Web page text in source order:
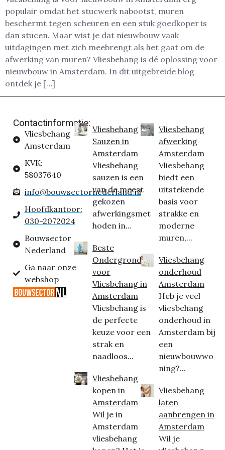
populair omdat het stucwerk nabootst, muren
beschermt tegen scheuren en een stuk goedkoper is
dan stucen. Maar wist je dat nieuwbouw vaak
uitdagingen met zich meebrengt als het gaat om de
afwerking van muren? Vliesbehang is dé oplossing voor
nieuwbouw in Amsterdam. In dit uitgebreide blog
ontdek je […]
Contactinformatie:
Vliesbehang
Amsterdam
KVK:
58037640
info@bouwsectornederland.nl
Hoofdkantoor:
030-2072024
Bouwsector
Nederland
Ga naar onze
webshop
Vliesbehang
Sauzen in
Amsterdam
Vliesbehang
sauzen is een
van de meest
gekozen
afwerkingsmet
hoden in...
Beste
Ondergrond
voor
Vliesbehang in
Amsterdam
Vliesbehang is
de perfecte
keuze voor een
strak en
naadloos...
Vliesbehang
kopen in
Amsterdam
Wil je in
Amsterdam
vliesbehang
Vliesbehang
afwerking
Amsterdam
Vliesbehang
biedt een
uitstekende
basis voor
strakke en
moderne
muren,...
Vliesbehang
onderhoud
Amsterdam
Heb je veel
vliesbehang
onderhoud in
Amsterdam bij
een
nieuwbouwwo
ning?...
Vliesbehang
laten
aanbrengen in
Amsterdam
Wil je